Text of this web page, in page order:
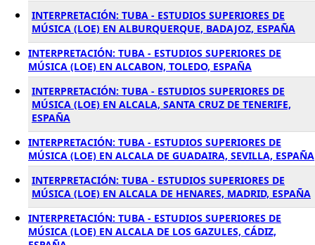
INTERPRETACIÓN: TUBA - ESTUDIOS SUPERIORES DE
MÚSICA (LOE) EN ALBURQUERQUE, BADAJOZ, ESPAÑA
INTERPRETACIÓN: TUBA - ESTUDIOS SUPERIORES DE
MÚSICA (LOE) EN ALCABON, TOLEDO, ESPAÑA
INTERPRETACIÓN: TUBA - ESTUDIOS SUPERIORES DE
MÚSICA (LOE) EN ALCALA, SANTA CRUZ DE TENERIFE,
ESPAÑA
INTERPRETACIÓN: TUBA - ESTUDIOS SUPERIORES DE
MÚSICA (LOE) EN ALCALA DE GUADAIRA, SEVILLA, ESPAÑA
INTERPRETACIÓN: TUBA - ESTUDIOS SUPERIORES DE
MÚSICA (LOE) EN ALCALA DE HENARES, MADRID, ESPAÑA
INTERPRETACIÓN: TUBA - ESTUDIOS SUPERIORES DE
MÚSICA (LOE) EN ALCALA DE LOS GAZULES, CÁDIZ,